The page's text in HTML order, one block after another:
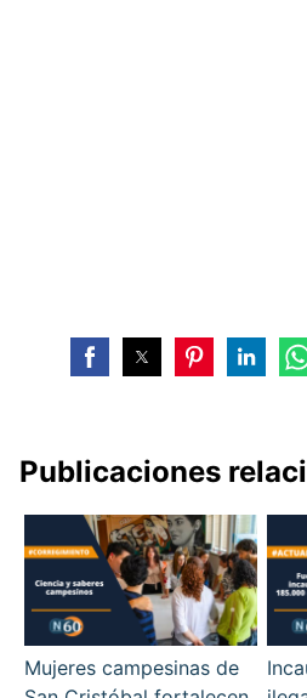
Publicaciones
Mujeres campesinas de